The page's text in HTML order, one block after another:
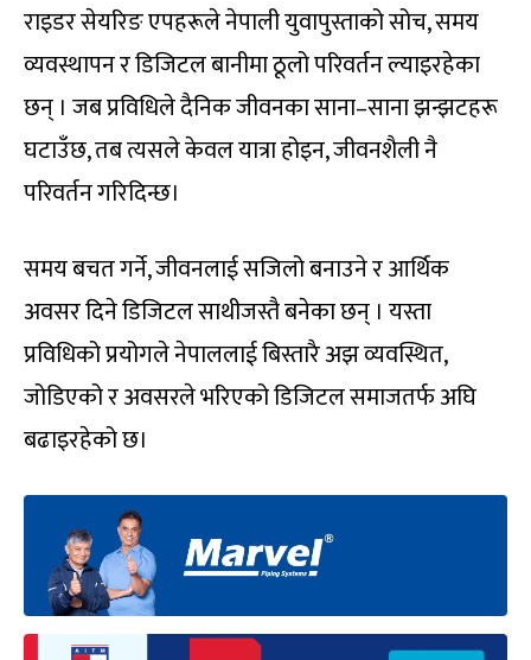
राइडर सेयरिङ एपहरूले नेपाली युवापुस्ताको सोच, समय
व्यवस्थापन र डिजिटल बानीमा ठूलो परिवर्तन ल्याइरहेका
छन् । जब प्रविधिले दैनिक जीवनका साना–साना झन्झटहरू
घटाउँछ, तब त्यसले केवल यात्रा होइन, जीवनशैली नै
परिवर्तन गरिदिन्छ।
समय बचत गर्ने, जीवनलाई सजिलो बनाउने र आर्थिक
अवसर दिने डिजिटल साथीजस्तै बनेका छन् । यस्ता
प्रविधिको प्रयोगले नेपाललाई बिस्तारै अझ व्यवस्थित,
जोडिएको र अवसरले भरिएको डिजिटल समाजतर्फ अघि
बढाइरहेको छ।